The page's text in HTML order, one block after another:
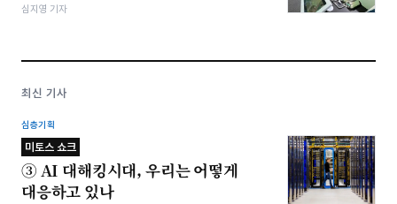
심지영 기자
최신 기사
심층기획
미토스 쇼크
③ AI 대해킹시대, 우리는 어떻게
대응하고 있나